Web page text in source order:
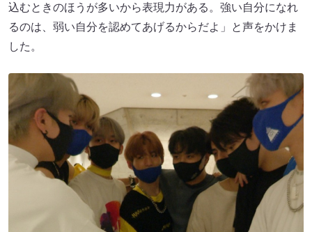
込むときのほうが多いから表現力がある。強い自分になれ
るのは、弱い自分を認めてあげるからだよ」と声をかけま
した。